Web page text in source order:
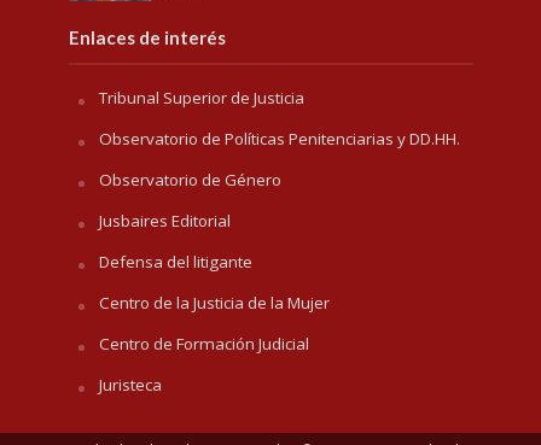
Enlaces de interés
Tribunal Superior de Justicia
Observatorio de Políticas Penitenciarias y DD.HH.
Observatorio de Género
Jusbaires Editorial
Defensa del litigante
Centro de la Justicia de la Mujer
Centro de Formación Judicial
Juristeca